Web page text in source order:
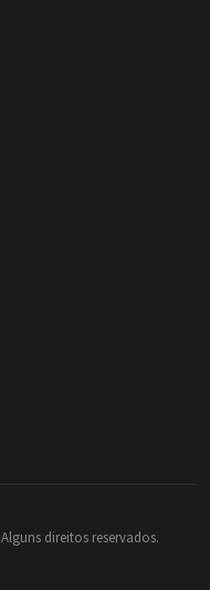
Alguns direitos reservados.